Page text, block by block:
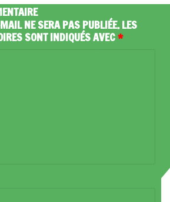
NE SERA PAS PUBLIÉE.LES
SONT INDIQUÉS AVEC*